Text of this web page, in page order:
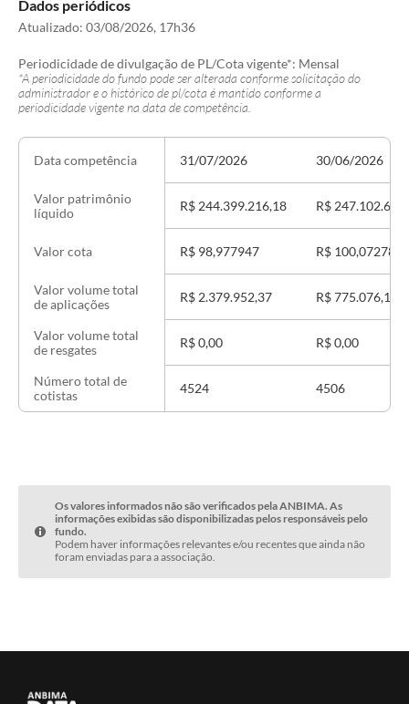
Dados periódicos
Atualizado: 03/08/2026, 17h36
Periodicidade de divulgação de PL/Cota vigente*: Mensal
*A periodicidade do fundo pode ser alterada conforme solicitação do
administrador e o histórico de pl/cota é mantido conforme a
periodicidade vigente na data de competência.
Data competência
Valor patrimônio
líquido
Valor cota
Valor volume total
de aplicações
Valor volume total
de resgates
Número total de
cotistas
31/07/2026
R$ 244.399.216,18
R$ 98,977947
R$ 2.379.952,37
R$ 0,00
4524
30/06/2026
R$
R$ 100,072782
R$ 775.076,12
R$ 0,00
4506
Os valores informados não são verificados pela ANBIMA. As
informações exibidas são disponibilizadas pelos responsáveis pelo
fundo.
Podem haver informações relevantes e/ou recentes que ainda não
foram enviadas para a associação.